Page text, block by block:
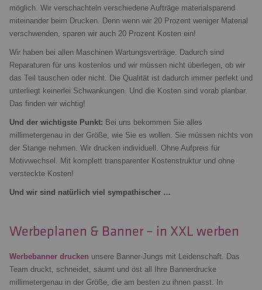
möglich. Wir verschachteln verschiedene Aufträge materialsparend
miteinander beim Drucken. Denn wenn wir 20 Prozent weniger Material
verschwenden, sparen wir auch 20 Prozent Kosten ein!
Wir haben bei allen Maschinen Wartungsverträge. Dadurch sind
Reparaturen für uns kostenlos und wir müssen nicht überlegen, ob wir
das Teil tauschen oder nicht. Die Qualität ist dadurch immer perfekt und
unterliegt keinerlei Schwankungen. Und die Kosten sind vorab planbar.
Das finden wir wichtig!
Und der wichtigste Punkt: Bei uns bekommen Sie alles
millimetergenau in der Größe, wie Sie es wollen. Sie müssen nichts von
der Stange nehmen. Wir drucken individuell. Ohne Aufpreis für
Motivwechsel. Mit komplett transparenter Kostenstruktur und ohne
versteckte Kosten!
Und wir sind natürlich viel sympathischer …
Werbeplanen & Banner – in XXL werben
Werbebanner drucken unsere Banner-Jungs mit Leidenschaft. Das
Team druckt, schneidet, säumt und öst all Ihre Bannerdrucke
millimetergenau in der Größe, die am besten zu ihnen passt. In